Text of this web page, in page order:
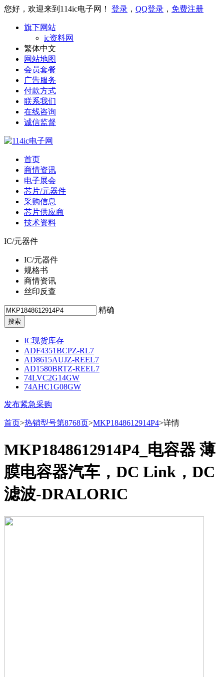
您好，欢迎来到114ic电子网！ 登录 ， QQ登录 ， 免费注册
旗下网站
ic资料网
繁体中文
网站地图
会员套餐
广告服务
付款方式
联系我们
在线咨询
诚信监督
首页
商情资讯
电子展会
芯片/元器件
采购信息
芯片供应商
技术资料
IC/元器件
IC/元器件
规格书
商情资讯
丝印反查
精确
IC现货库存
ADF4351BCPZ-RL7
AD8615AUJZ-REEL7
AD1580BRTZ-REEL7
74LVC2G14GW
74AHC1G08GW
发布紧急采购
首页>热销型号第8768页>MKP1848612914P4>详情
MKP1848612914P4_电容器 薄
膜电容器汽车，DC Link，DC
滤波-DRALORIC